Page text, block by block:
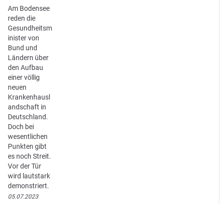
Am Bodensee
reden die
Gesundheitsm
inister von
Bund und
Ländern über
den Aufbau
einer völlig
neuen
Krankenhausl
andschaft in
Deutschland.
Doch bei
wesentlichen
Punkten gibt
es noch Streit.
Vor der Tür
wird lautstark
demonstriert.
05.07.2023